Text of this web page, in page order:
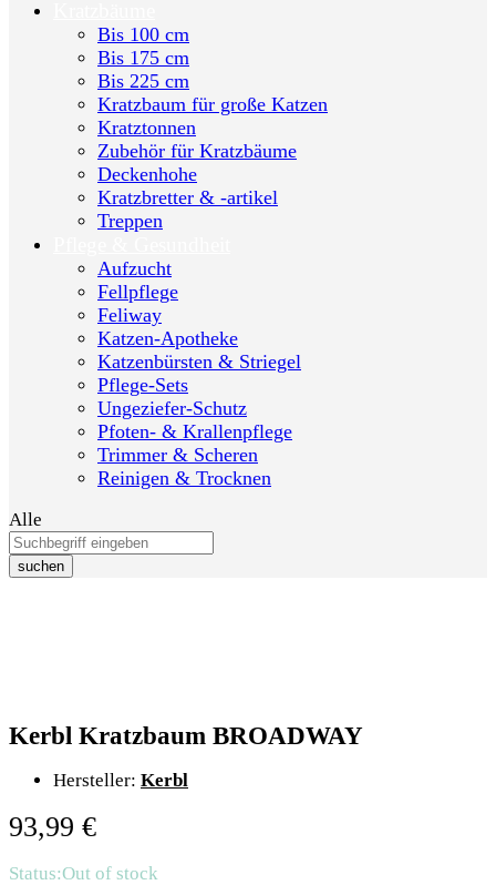
Bis 100 cm
Bis 175 cm
Bis 225 cm
Kratzbaum für große Katzen
Kratztonnen
Zubehör für Kratzbäume
Deckenhohe
Kratzbretter & -artikel
Treppen
Aufzucht
Fellpflege
Feliway
Katzen-Apotheke
Katzenbürsten & Striegel
Pflege-Sets
Ungeziefer-Schutz
Pfoten- & Krallenpflege
Trimmer & Scheren
Reinigen & Trocknen
Alle
suchen
Kerbl Kratzbaum BROADWAY
Hersteller: Kerbl
93,99 €
Status:Out of stock